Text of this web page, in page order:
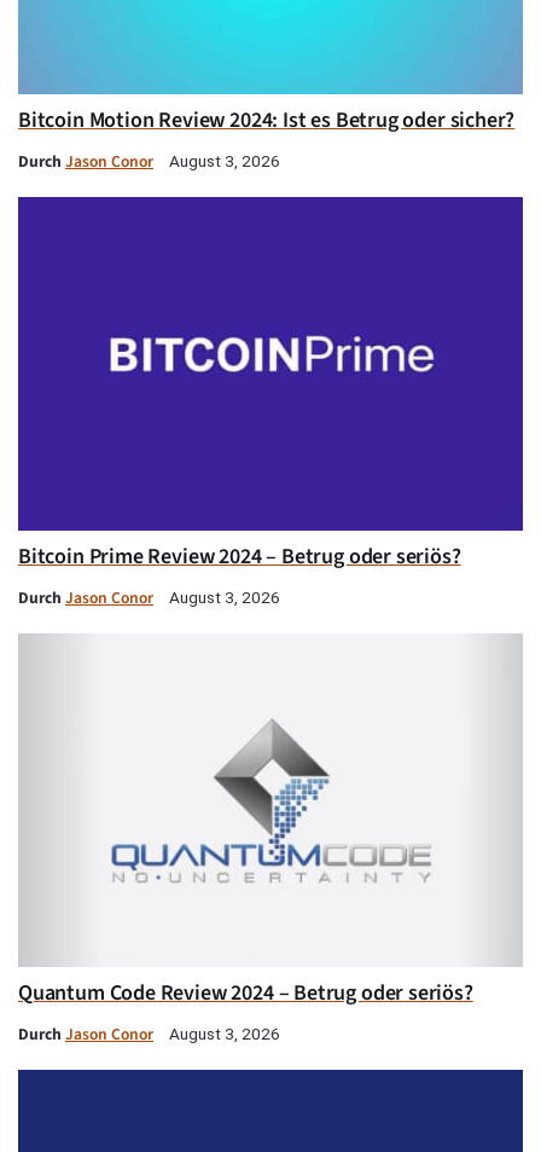
Bitcoin Motion Review 2024: Ist es Betrug oder sicher?
Durch Jason Conor August 3, 2026
Bitcoin Prime Review 2024 – Betrug oder seriös?
Durch Jason Conor August 3, 2026
Quantum Code Review 2024 – Betrug oder seriös?
Durch Jason Conor August 3, 2026